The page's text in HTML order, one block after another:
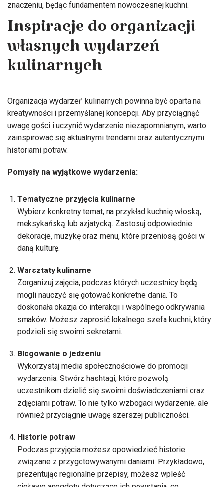
znaczeniu, będąc fundamentem nowoczesnej kuchni.
Inspiracje do organizacji
własnych wydarzeń
kulinarnych
Organizacja wydarzeń kulinarnych powinna być oparta na
kreatywności i przemyślanej koncepcji. Aby przyciągnąć
uwagę gości i uczynić wydarzenie niezapomnianym, warto
zainspirować się aktualnymi trendami oraz autentycznymi
historiami potraw.
Pomysły na wyjątkowe wydarzenia:
Tematyczne przyjęcia kulinarne
Wybierz konkretny temat, na przykład kuchnię włoską,
meksykańską lub azjatycką. Zastosuj odpowiednie
dekoracje, muzykę oraz menu, które przeniosą gości w
daną kulturę.
Warsztaty kulinarne
Zorganizuj zajęcia, podczas których uczestnicy będą
mogli nauczyć się gotować konkretne dania. To
doskonała okazja do interakcji i wspólnego odkrywania
smaków. Możesz zaprosić lokalnego szefa kuchni, który
podzieli się swoimi sekretami.
Blogowanie o jedzeniu
Wykorzystaj media społecznościowe do promocji
wydarzenia. Stwórz hashtagi, które pozwolą
uczestnikom dzielić się swoimi doświadczeniami oraz
zdjęciami potraw. To nie tylko wzbogaci wydarzenie, ale
również przyciągnie uwagę szerszej publiczności.
Historie potraw
Podczas przyjęcia możesz opowiedzieć historie
związane z przygotowywanymi daniami. Przykładowo,
prezentując regionalne przepisy, możesz wpleść